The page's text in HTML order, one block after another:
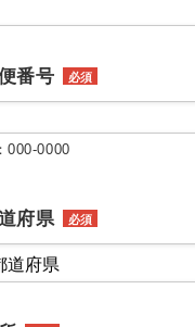
番号 必須
000-0000
府県 必須